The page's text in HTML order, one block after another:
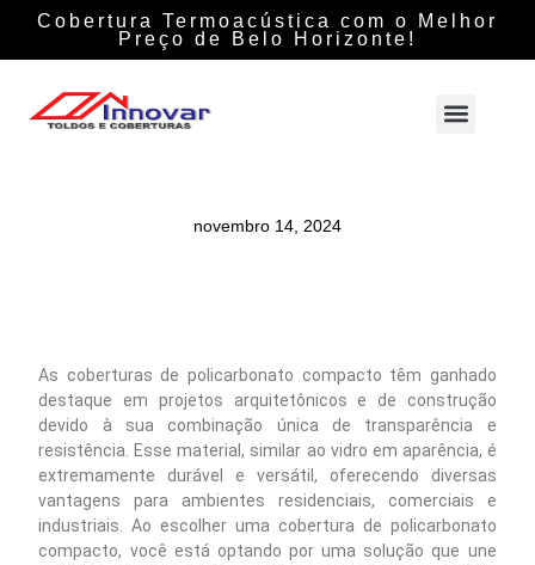
Cobertura Termoacústica com o Melhor
Preço de Belo Horizonte!
novembro 14, 2024
As coberturas de policarbonato compacto têm ganhado
destaque em projetos arquitetônicos e de construção
devido à sua combinação única de transparência e
resistência. Esse material, similar ao vidro em aparência, é
extremamente durável e versátil, oferecendo diversas
vantagens para ambientes residenciais, comerciais e
industriais. Ao escolher uma cobertura de policarbonato
compacto, você está optando por uma solução que une